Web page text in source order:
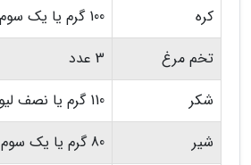
کره
100 گرم یا یک سوم لیوان
تخم مرغ
3 عدد
شکر
110 گرم یا نصف لیوان
شیر
80 گرم یا یک سوم لیوان